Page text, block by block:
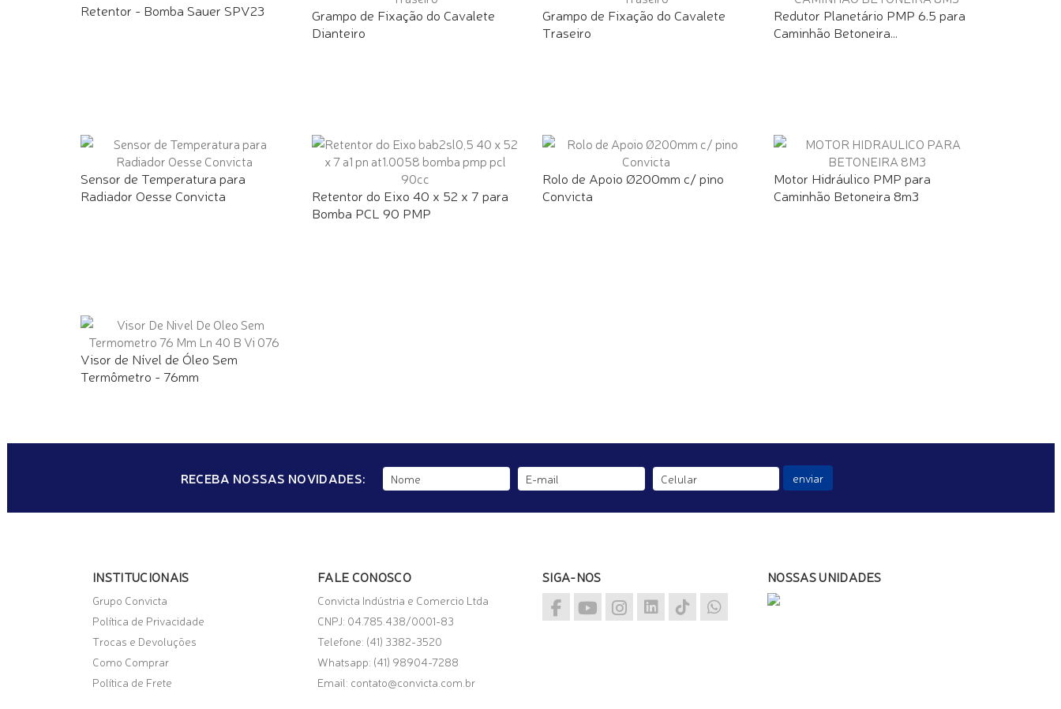
Retentor - Bomba Sauer SPV23
Grampo de Fixação do Cavalete
Dianteiro
Grampo de Fixação do Cavalete
Traseiro
Redutor Planetário PMP 6.5 para
Caminhão Betoneira...
Sensor de Temperatura para
Radiador Oesse Convicta
Retentor do Eixo 40 x 52 x 7 para
Bomba PCL 90 PMP
Rolo de Apoio Ø200mm c/ pino
Convicta
Motor Hidráulico PMP para
Caminhão Betoneira 8m3
Visor de Nível de Óleo Sem
Termômetro - 76mm
RECEBA NOSSAS NOVIDADES: enviar
INSTITUCIONAIS
Grupo Convicta
Política de Privacidade
Trocas e Devoluções
Como Comprar
Política de Frete
FALE CONOSCO
Convicta Indústria e Comercio Ltda
CNPJ: 04.785.438/0001-83
Telefone: (41) 3382-3520
Whatsapp: (41) 98904-7288
Email: contato@convicta.com.br
SIGA-NOS NOSSAS UNIDADES